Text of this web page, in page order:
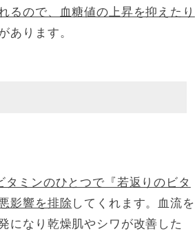
るので、血糖値の上昇を抑えたり
あります。
ミンのひとつで『若返りのビタ
影響を排除 してくれます。血流を
になり乾燥肌やシワが改善した